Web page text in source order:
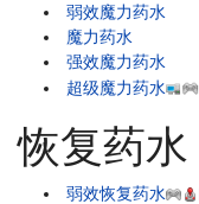
弱效魔力药水
魔力药水
强效魔力药水
超级魔力药水
恢复药水
弱效恢复药水